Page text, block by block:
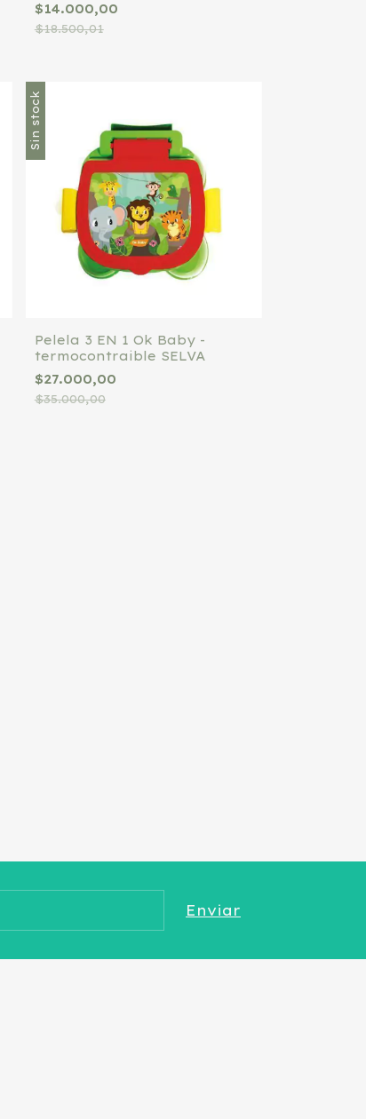
$14.000,00
$18.500,01
Sin stock
Pelela 3 EN 1 Ok Baby -
termocontraible SELVA
$27.000,00
$35.000,00